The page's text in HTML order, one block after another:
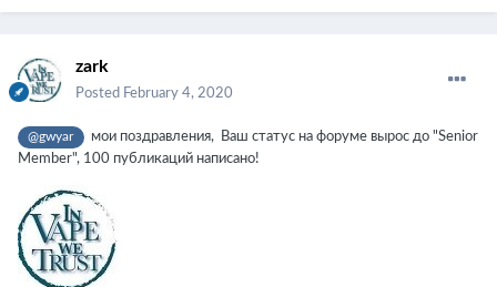
zark
Posted February 4, 2020
@gwyar
мои поздравления, Ваш статус на форуме вырос до "Senior
Member", 100 публикаций написано!